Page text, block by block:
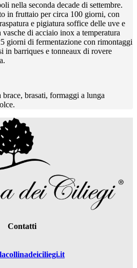
nella seconda decade di settembre.
in fruttaio per circa 100 giorni, con
e pigiatura soffice delle uve e
di acciaio inox a temperatura
giorni di fermentazione con rimontaggi
in barriques e tonneaux di rovere
brasati, formaggi a lunga
Contatti